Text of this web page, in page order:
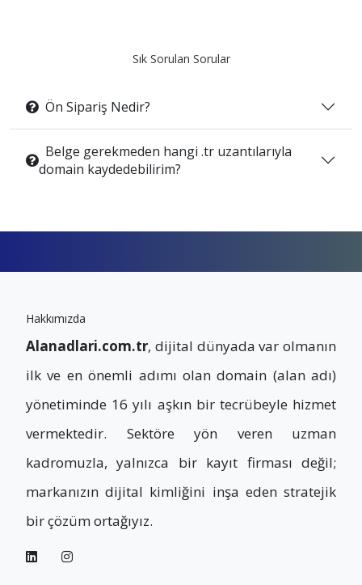
Sık Sorulan Sorular
Ön Sipariş Nedir?
Belge gerekmeden hangi .tr uzantılarıyla
domain kaydedebilirim?
Hakkımızda
Alanadlari.com.tr, dijital dünyada var olmanın
ilk ve en önemli adımı olan domain (alan adı)
yönetiminde 16 yılı aşkın bir tecrübeyle hizmet
vermektedir. Sektöre yön veren uzman
kadromuzla, yalnızca bir kayıt firması değil;
markanızın dijital kimliğini inşa eden stratejik
bir çözüm ortağıyız.